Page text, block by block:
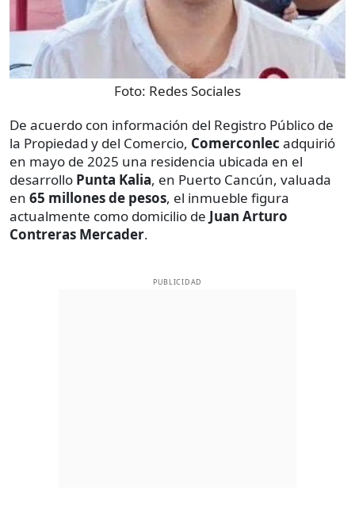
Foto: Redes Sociales
De acuerdo con información del Registro Público de
la Propiedad y del Comercio, Comerconlec adquirió
en mayo de 2025 una residencia ubicada en el
desarrollo Punta Kalia, en Puerto Cancún, valuada
en 65 millones de pesos, el inmueble figura
actualmente como domicilio de Juan Arturo
Contreras Mercader.
PUBLICIDAD